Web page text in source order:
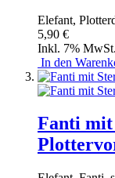
Elefant,
5,90 €
Inkl. 7% MwSt.
In den
Fanti mit